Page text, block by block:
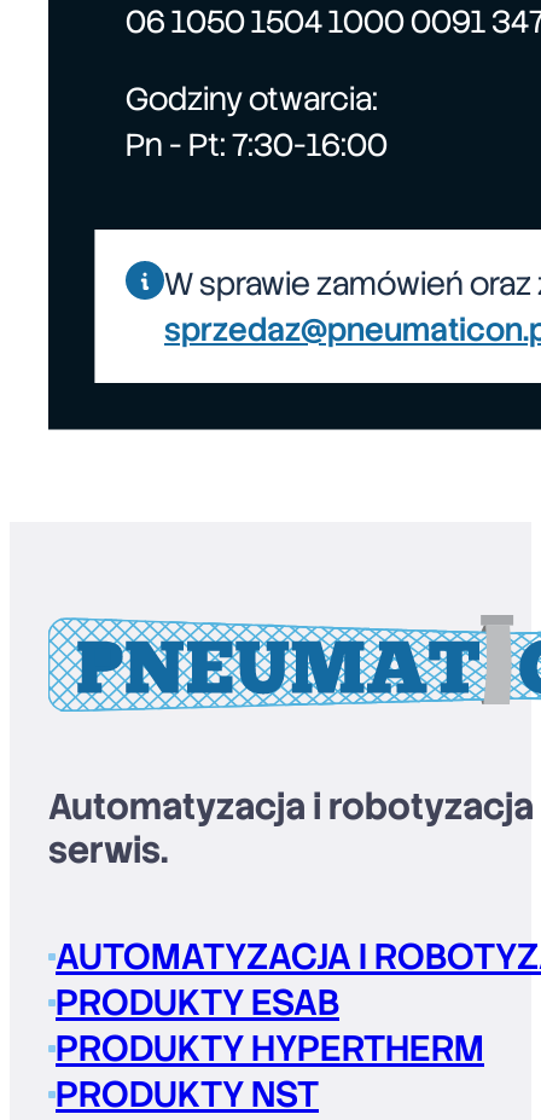
06 1050 1504 1000 0091
Godziny otwarcia:
Pn - Pt: 7:30-16:00
W sprawie zamówień
Automatyzacja i
serwis.
AUTOMATYZACJA I
PRODUKTY ESAB
PRODUKTY HYPERTHERM
PRODUKTY NST